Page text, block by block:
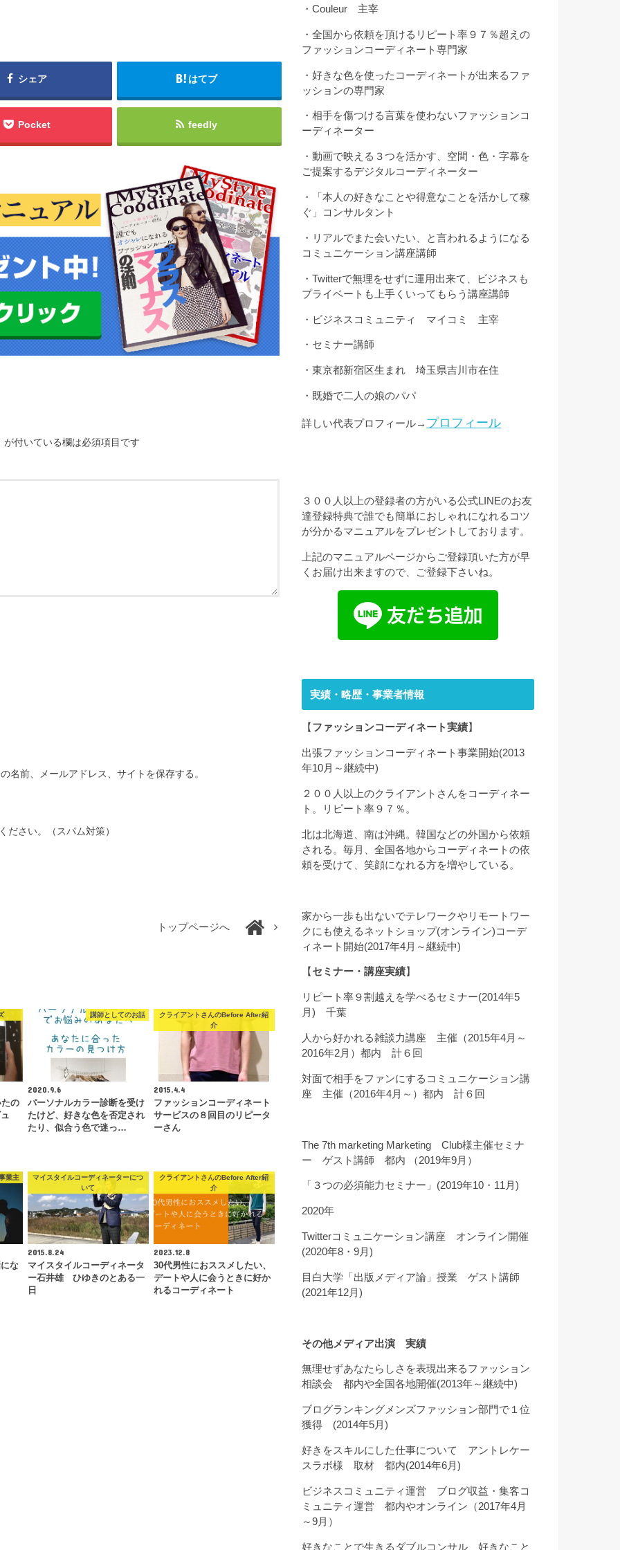
シェア はてブ
Pocket feedly
が付いている欄は必須項目です
名前、メールアドレス、サイトを保存する。
ださい。（スパム対策）
トップページへ
の
講師としてのお話
2020.9.6
パーソナルカラー診断を受け
たけど、好きな色を否定され
たり、似合う色で迷っ…
クライアントさんのBefore After紹
介
2015.4.4
ファッションコーディネート
サービスの８回目のリピータ
ーさん
業主
な
マイスタイルコーディネーターにつ
いて
2015.8.24
マイスタイルコーディネータ
ー石井雄 ひゆきのとある一
日
クライアントさんのBefore After紹
介
2023.12.8
30代男性におススメしたい、
デートや人に会うときに好か
れるコーディネート
・Couleur 主宰
・全国から依頼を頂けるリピート率９７％超えの
ファッションコーディネート専門家
・好きな色を使ったコーディネートが出来るファ
ッションの専門家
・相手を傷つける言葉を使わないファッションコ
ーディネーター
・動画で映える３つを活かす、空間・色・字幕を
ご提案するデジタルコーディネーター
・「本人の好きなことや得意なことを活かして稼
ぐ」コンサルタント
・リアルでまた会いたい、と言われるようになる
コミュニケーション講座講師
・Twitterで無理をせずに運用出来て、ビジネスも
プライベートも上手くいってもらう講座講師
・ビジネスコミュニティ マイコミ 主宰
・セミナー講師
・東京都新宿区生まれ 埼玉県吉川市在住
・既婚で二人の娘のパパ
詳しい代表プロフィール→ プロフィール
３００人以上の登録者の方がいる公式LINEのお友
達登録特典で誰でも簡単におしゃれになれるコツ
が分かるマニュアルをプレゼントしております。
上記のマニュアルページからご登録頂いた方が早
くお届け出来ますので、ご登録下さいね。
実績・略歴・事業者情報
【 ファッションコーディネート実績】
出張ファッションコーディネート事業開始(2013
年10月～継続中)
２００人以上のクライアントさんをコーディネー
ト。リピート率９７％。
北は北海道、南は沖縄。韓国などの外国から依頼
される。毎月、全国各地からコーディネートの依
頼を受けて、笑顔になれる方を増やしている。
家から一歩も出ないでテレワークやリモートワー
クにも使えるネットショップ(オンライン)コーデ
ィネート開始(2017年4月～継続中)
【 セミナー・講座実績】
リピート率９割越えを学べるセミナー(2014年5
月) 千葉
人から好かれる雑談力講座 主催（2015年4月～
2016年2月）都内 計６回
対面で相手をファンにするコミュニケーション講
座 主催（2016年4月～）都内 計６回
The 7th marketing Marketing Club様主催セミナ
ー ゲスト講師 都内 （2019年9月）
「３つの必須能力セミナー」(2019年10・11月)
2020年
Twitterコミュニケーション講座 オンライン開催
(2020年8・9月)
目白大学「出版メディア論」授業 ゲスト講師
(2021年12月)
その他メディア出演 実績
無理せずあなたらしさを表現出来るファッション
相談会 都内や全国各地開催(2013年～継続中)
ブログランキングメンズファッション部門で１位
獲得 (2014年5月)
好きをスキルにした仕事について アントレケー
スラボ様 取材 都内(2014年6月)
ビジネスコミュニティ運営 ブログ収益・集客コ
ミュニティ運営 都内やオンライン（2017年4月
～9月）
好きなことで生きるダブルコンサル 好きなこと